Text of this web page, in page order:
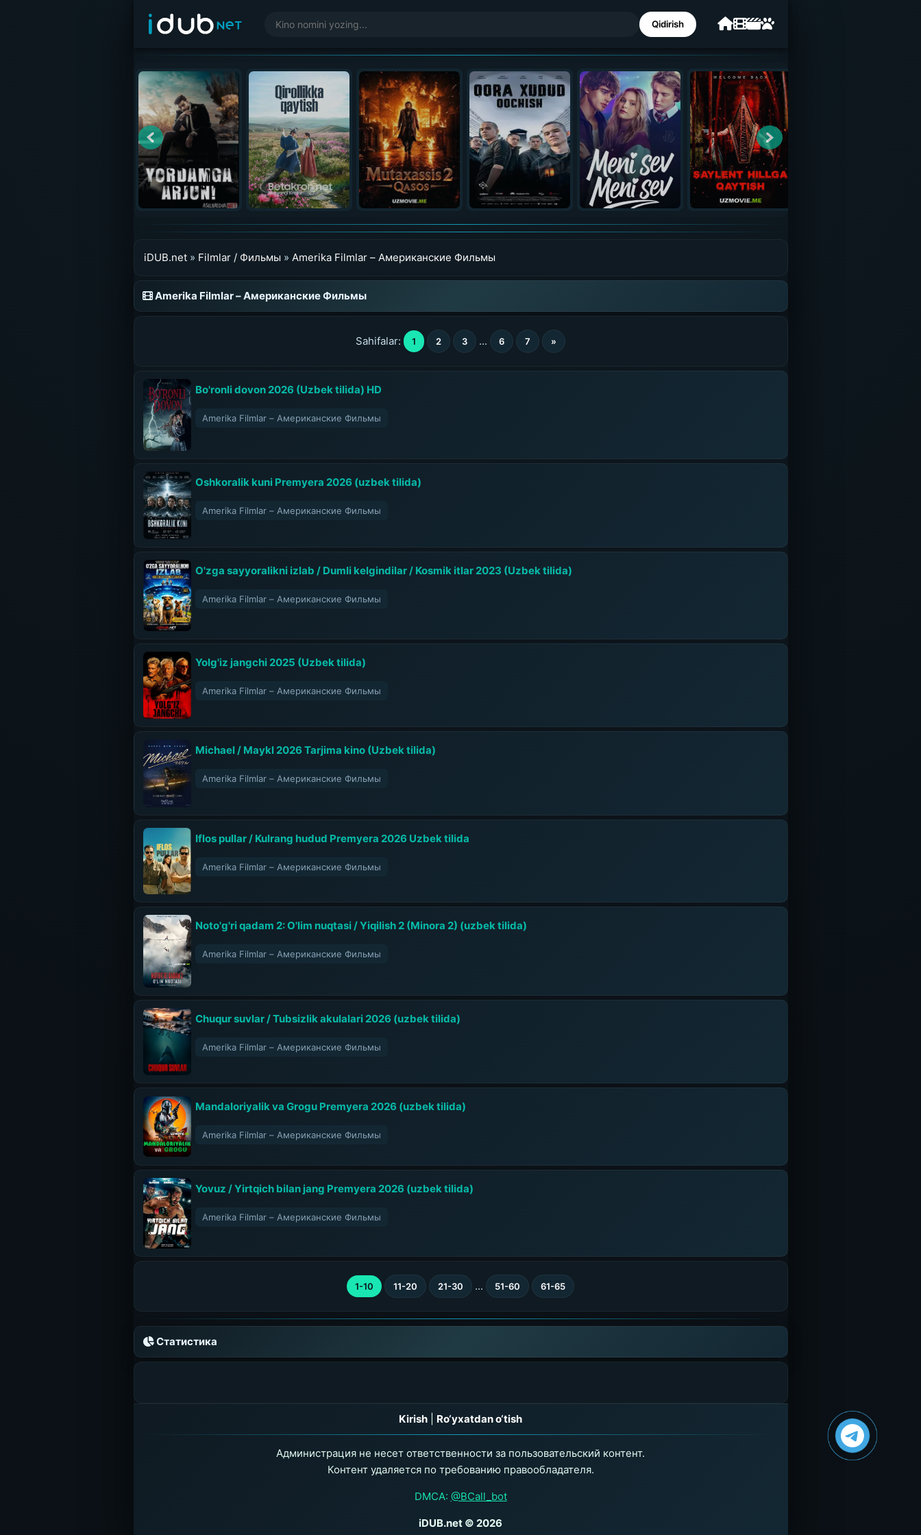
Qidirish
iDUB.net» Filmlar / Фильмы » Amerika Filmlar – Американские Фильмы
Amerika Filmlar – Американские Фильмы
Sahifalar: 1 2 3 ... 6 7 »
Bo'ronli dovon 2026 (Uzbek tilida) HD
Amerika Filmlar – Американские Фильмы
Oshkoralik kuni Premyera 2026 (uzbek tilida)
Amerika Filmlar – Американские Фильмы
O'zga sayyoralikni izlab / Dumli kelgindilar / Kosmik itlar 2023 (Uzbek tilida)
Amerika Filmlar – Американские Фильмы
Yolg'iz jangchi 2025 (Uzbek tilida)
Amerika Filmlar – Американские Фильмы
Michael / Maykl 2026 Tarjima kino (Uzbek tilida)
Amerika Filmlar – Американские Фильмы
Iflos pullar / Kulrang hudud Premyera 2026 Uzbek tilida
Amerika Filmlar – Американские Фильмы
Noto'g'ri qadam 2: O'lim nuqtasi / Yiqilish 2 (Minora 2) (uzbek tilida)
Amerika Filmlar – Американские Фильмы
Chuqur suvlar / Tubsizlik akulalari 2026 (uzbek tilida)
Amerika Filmlar – Американские Фильмы
Mandaloriyalik va Grogu Premyera 2026 (uzbek tilida)
Amerika Filmlar – Американские Фильмы
Yovuz / Yirtqich bilan jang Premyera 2026 (uzbek tilida)
Amerika Filmlar – Американские Фильмы
1-10 11-20 21-30 ... 51-60 61-65
Статистика
Kirish Ro‘yxatdan o‘tish
Администрация не несет ответственности за пользовательский контент.
Контент удаляется по требованию правообладателя.
DMCA: @BCall_bot
iDUB.net © 2026